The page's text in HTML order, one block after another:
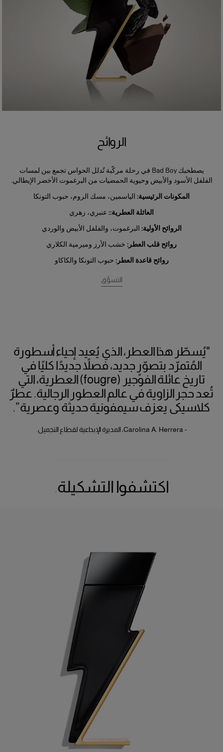
الروائح
يصطحبك Bad Boy في رحلة مركّبة تُدلل الحواس تجمع بين لمسات
الفلفل الأسود والأبيض وحيوية الحمضيات من البرغموت الأخضر الإيطالي.
المكونات الرئيسية: الياسمين، مسك الروم، حبوب التونكا
العائلة العطرية:: عنبري، زهري
الروائح الأولية: البرغموت، والفلفل الأبيض والوردي
روائح قلب العطر: خشب الأرز وميرمية الكلاري
روائح قاعدة العطر: حبوب التونكا والكاكاو
التسوَّق
"يُسطّر هذا العطر، الذي يُعيد إحياء أسطورة
المُتمرّد بتصوّرٍ جديد، فصلاً جديدًا كليًا في
تاريخ عائلة الفوجير (fougre) العطرية، التي
تُعد حجر الزاوية في عالم العطور الرجالية. عطرٌ
كلاسيكي يعزف سيمفونية حديثة وعصرية”.
- Carolina A. Herrera، المديرة الإبداعية لقطاع التجميل.
اكتشفوا التشكيلة